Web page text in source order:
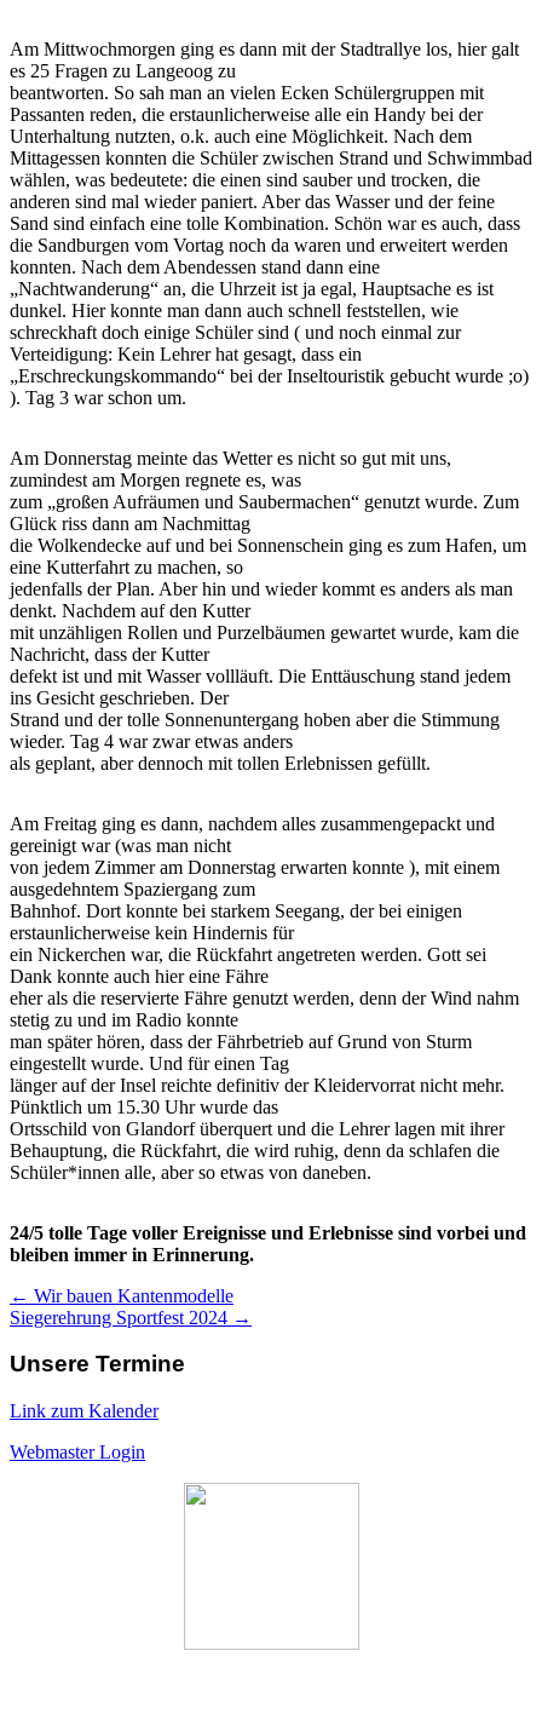
Am Mittwochmorgen ging es dann mit der Stadtrallye los, hier galt
es 25 Fragen zu Langeoog zu
beantworten. So sah man an vielen Ecken Schülergruppen mit
Passanten reden, die erstaunlicherweise alle ein Handy bei der
Unterhaltung nutzten, o.k. auch eine Möglichkeit. Nach dem
Mittagessen konnten die Schüler zwischen Strand und Schwimmbad
wählen, was bedeutete: die einen sind sauber und trocken, die
anderen sind mal wieder paniert. Aber das Wasser und der feine
Sand sind einfach eine tolle Kombination. Schön war es auch, dass
die Sandburgen vom Vortag noch da waren und erweitert werden
konnten. Nach dem Abendessen stand dann eine
„Nachtwanderung“ an, die Uhrzeit ist ja egal, Hauptsache es ist
dunkel. Hier konnte man dann auch schnell feststellen, wie
schreckhaft doch einige Schüler sind ( und noch einmal zur
Verteidigung: Kein Lehrer hat gesagt, dass ein
„Erschreckungskommando“ bei der Inseltouristik gebucht wurde ;o)
). Tag 3 war schon um.
Am Donnerstag meinte das Wetter es nicht so gut mit uns,
zumindest am Morgen regnete es, was
zum „großen Aufräumen und Saubermachen“ genutzt wurde. Zum
Glück riss dann am Nachmittag
die Wolkendecke auf und bei Sonnenschein ging es zum Hafen, um
eine Kutterfahrt zu machen, so
jedenfalls der Plan. Aber hin und wieder kommt es anders als man
denkt. Nachdem auf den Kutter
mit unzähligen Rollen und Purzelbäumen gewartet wurde, kam die
Nachricht, dass der Kutter
defekt ist und mit Wasser vollläuft. Die Enttäuschung stand jedem
ins Gesicht geschrieben. Der
Strand und der tolle Sonnenuntergang hoben aber die Stimmung
wieder. Tag 4 war zwar etwas anders
als geplant, aber dennoch mit tollen Erlebnissen gefüllt.
Am Freitag ging es dann, nachdem alles zusammengepackt und
gereinigt war (was man nicht
von jedem Zimmer am Donnerstag erwarten konnte ), mit einem
ausgedehntem Spaziergang zum
Bahnhof. Dort konnte bei starkem Seegang, der bei einigen
erstaunlicherweise kein Hindernis für
ein Nickerchen war, die Rückfahrt angetreten werden. Gott sei
Dank konnte auch hier eine Fähre
eher als die reservierte Fähre genutzt werden, denn der Wind nahm
stetig zu und im Radio konnte
man später hören, dass der Fährbetrieb auf Grund von Sturm
eingestellt wurde. Und für einen Tag
länger auf der Insel reichte definitiv der Kleidervorrat nicht mehr.
Pünktlich um 15.30 Uhr wurde das
Ortsschild von Glandorf überquert und die Lehrer lagen mit ihrer
Behauptung, die Rückfahrt, die wird ruhig, denn da schlafen die
Schüler*innen alle, aber so etwas von daneben.
24/5 tolle Tage voller Ereignisse und Erlebnisse sind vorbei und
bleiben immer in Erinnerung.
← Wir bauen Kantenmodelle
Siegerehrung Sportfest 2024 →
Unsere Termine
Link zum Kalender
Webmaster Login